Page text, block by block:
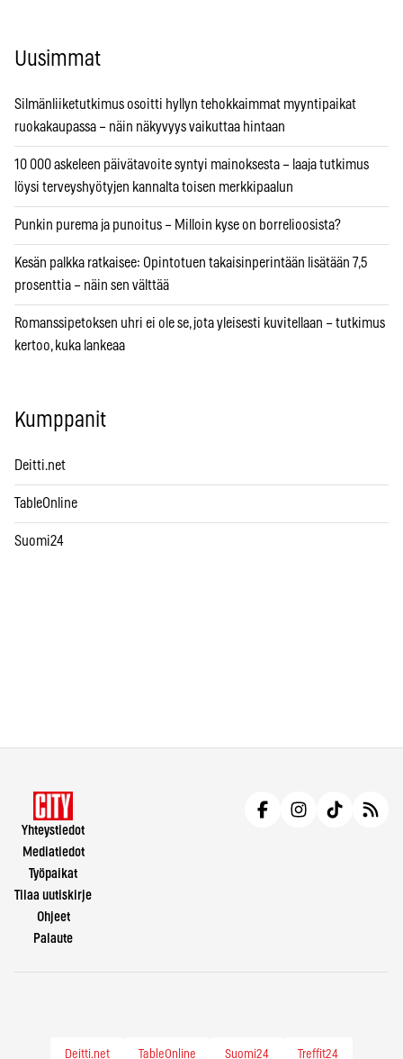
Uusimmat
Silmänliiketutkimus osoitti hyllyn tehokkaimmat myyntipaikat
ruokakaupassa – näin näkyvyys vaikuttaa hintaan
10 000 askeleen päivätavoite syntyi mainoksesta – laaja tutkimus
löysi terveyshyötyjen kannalta toisen merkkipaalun
Punkin purema ja punoitus – Milloin kyse on borrelioosista?
Kesän palkka ratkaisee: Opintotuen takaisinperintään lisätään 7,5
prosenttia – näin sen välttää
Romanssipetoksen uhri ei ole se, jota yleisesti kuvitellaan – tutkimus
kertoo, kuka lankeaa
Kumppanit
Deitti.net
TableOnline
Suomi24
Yhteystiedot
Mediatiedot
Työpaikat
Tilaa uutiskirje
Ohjeet
Palaute
Deitti.net TableOnline Suomi24 Treffit24